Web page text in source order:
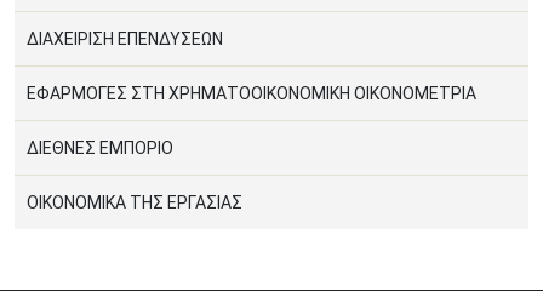
ΔΙΑΧΕΙΡΙΣΗ ΕΠΕΝΔΥΣΕΩΝ
ΕΦΑΡΜΟΓΕΣ ΣΤΗ ΧΡΗΜΑΤΟΟΙΚΟΝΟΜΙΚΗ ΟΙΚΟΝΟΜΕΤΡΙΑ
ΔΙΕΘΝΕΣ ΕΜΠΟΡΙΟ
ΟΙΚΟΝΟΜΙΚΑ ΤΗΣ ΕΡΓΑΣΙΑΣ